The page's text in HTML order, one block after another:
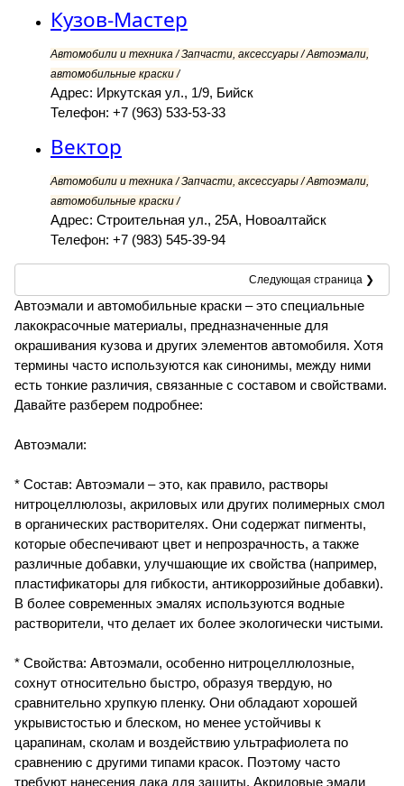
Кузов-Мастер
Автомобили и техника / Запчасти, аксессуары / Автоэмали,
автомобильные краски /
Адрес: Иркутская ул., 1/9, Бийск
Телефон: +7 (963) 533-53-33
Вектор
Автомобили и техника / Запчасти, аксессуары / Автоэмали,
автомобильные краски /
Адрес: Строительная ул., 25А, Новоалтайск
Телефон: +7 (983) 545-39-94
Следующая страница ❯
Автоэмали и автомобильные краски – это специальные
лакокрасочные материалы, предназначенные для
окрашивания кузова и других элементов автомобиля. Хотя
термины часто используются как синонимы, между ними
есть тонкие различия, связанные с составом и свойствами.
Давайте разберем подробнее:
Автоэмали:
* Состав: Автоэмали – это, как правило, растворы
нитроцеллюлозы, акриловых или других полимерных смол
в органических растворителях. Они содержат пигменты,
которые обеспечивают цвет и непрозрачность, а также
различные добавки, улучшающие их свойства (например,
пластификаторы для гибкости, антикоррозийные добавки).
В более современных эмалях используются водные
растворители, что делает их более экологически чистыми.
* Свойства: Автоэмали, особенно нитроцеллюлозные,
сохнут относительно быстро, образуя твердую, но
сравнительно хрупкую пленку. Они обладают хорошей
укрывистостью и блеском, но менее устойчивы к
царапинам, сколам и воздействию ультрафиолета по
сравнению с другими типами красок. Поэтому часто
требуют нанесения лака для защиты. Акриловые эмали